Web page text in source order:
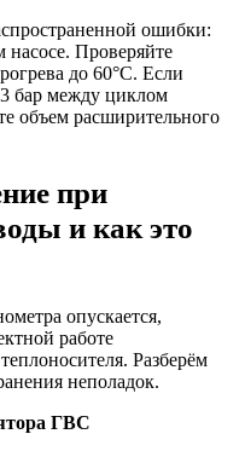
ошибки:
Проверяйте
до 60°C. Если
бар между циклом
объем расширительного
при
и как это
опускается,
работе
Разберём
неполадок.
ГВС